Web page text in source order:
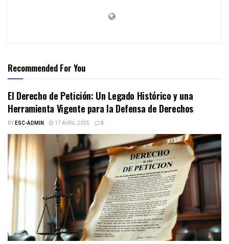
Recommended For You
El Derecho de Petición: Un Legado Histórico y una
Herramienta Vigente para la Defensa de Derechos
BYESC-ADMIN 17 AVRIL 2025 0